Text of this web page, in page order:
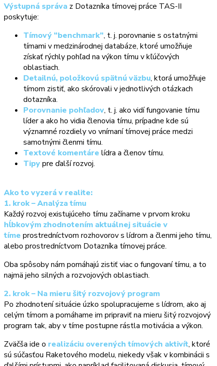
Výstupná správa z Dotazníka tímovej práce TAS-II
poskytuje:
Tímový “benchmark”, t. j. porovnanie s ostatnými
tímami v medzinárodnej databáze, ktoré umožňuje
získať rýchly pohľad na výkon tímu v kľúčových
oblastiach.
Detailnú, položkovú spätnú väzbu, ktorá umožňuje
tímom zistiť, ako skórovali v jednotlivých otázkach
dotazníka.
Porovnanie pohľadov, t. j. ako vidí fungovanie tímu
líder a ako ho vidia členovia tímu, prípadne kde sú
významné rozdiely vo vnímaní tímovej práce medzi
samotnými členmi tímu.
Textové komentáre lídra a členov tímu.
Tipypre ďalší rozvoj.
Ako to vyzerá v realite:
1. krok – Analýza tímu
Každý rozvoj existujúceho tímu začíname v prvom kroku
hĺbkovým zhodnotením aktuálnej situácie v
tíme prostredníctvom rozhovorov s lídrom a členmi jeho tímu,
alebo prostredníctvom Dotazníka tímovej práce.
Oba spôsoby nám pomáhajú zistiť viac o fungovaní tímu, a to
najmä jeho silných a rozvojových oblastiach.
2. krok – Na mieru šitý rozvojový program
Po zhodnotení situácie úzko spolupracujeme s lídrom, ako aj
celým tímom a pomáhame im pripraviť na mieru šitý rozvojový
program tak, aby v tíme postupne rástla motivácia a výkon.
Zväčša ide o realizáciu overených tímových aktivít, ktoré
sú súčasťou Raketového modelu, niekedy však v kombinácii s